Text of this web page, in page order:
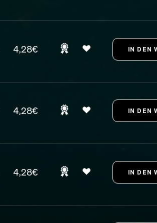
4,28€
4,28€
4,28€